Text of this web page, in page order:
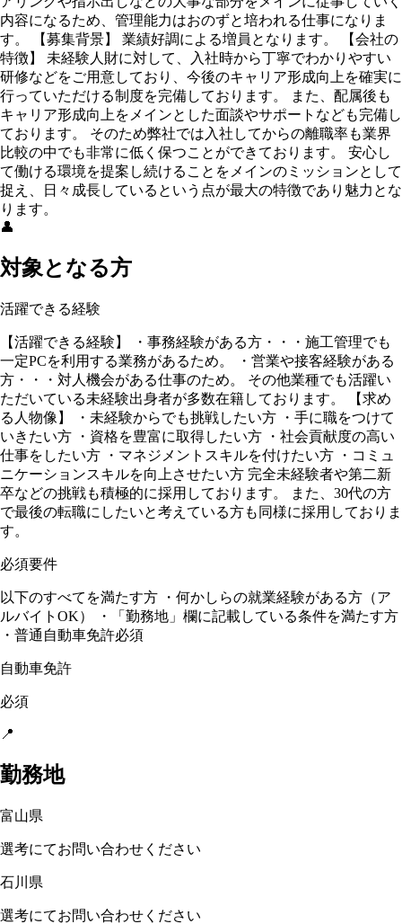
内容になるため、管理能力はおのずと培われる仕事になりま
す。 【募集背景】 業績好調による増員となります。 【会社の
特徴】 未経験人財に対して、入社時から丁寧でわかりやすい
研修などをご用意しており、今後のキャリア形成向上を確実に
行っていただける制度を完備しております。 また、配属後も
キャリア形成向上をメインとした面談やサポートなども完備し
ております。 そのため弊社では入社してからの離職率も業界
比較の中でも非常に低く保つことができております。 安心し
て働ける環境を提案し続けることをメインのミッションとして
捉え、日々成長しているという点が最大の特徴であり魅力とな
ります。
👤
対象となる方
活躍できる経験
【活躍できる経験】 ・事務経験がある方・・・施工管理でも
一定PCを利用する業務があるため。 ・営業や接客経験がある
方・・・対人機会がある仕事のため。 その他業種でも活躍い
ただいている未経験出身者が多数在籍しております。 【求め
る人物像】 ・未経験からでも挑戦したい方 ・手に職をつけて
いきたい方 ・資格を豊富に取得したい方 ・社会貢献度の高い
仕事をしたい方 ・マネジメントスキルを付けたい方 ・コミュ
ニケーションスキルを向上させたい方 完全未経験者や第二新
卒などの挑戦も積極的に採用しております。 また、30代の方
で最後の転職にしたいと考えている方も同様に採用しておりま
す。
必須要件
以下のすべてを満たす方 ・何かしらの就業経験がある方（ア
ルバイトOK） ・「勤務地」欄に記載している条件を満たす方
・普通自動車免許必須
自動車免許
必須
📍
勤務地
富山県
選考にてお問い合わせください
石川県
選考にてお問い合わせください